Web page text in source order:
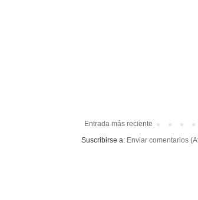
Entrada más reciente
Suscribirse a: Enviar comentarios